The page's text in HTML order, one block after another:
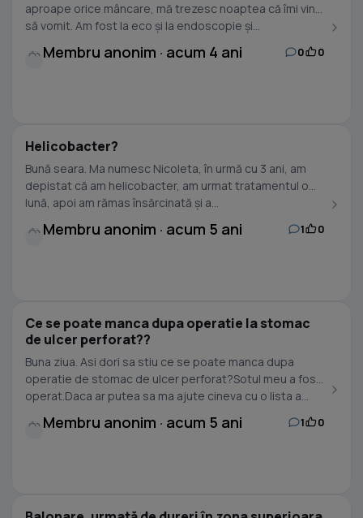
aproape orice mâncare, mă trezesc noaptea că îmi vine
să vomit. Am fost la eco și la endoscopie și...
Membru anonim · acum 4 ani 0 0
Helicobacter?
Bună seara. Ma numesc Nicoleta, în urmă cu 3 ani, am
depistat că am helicobacter, am urmat tratamentul o
lună, apoi am rămas însărcinată și a...
Membru anonim · acum 5 ani 1 0
Ce se poate manca dupa operatie la stomac
de ulcer perforat??
Buna ziua. Asi dori sa stiu ce se poate manca dupa
operatie de stomac de ulcer perforat?Sotul meu a fost
operat.Daca ar putea sa ma ajute cineva cu o lista a...
Membru anonim · acum 5 ani 1 0